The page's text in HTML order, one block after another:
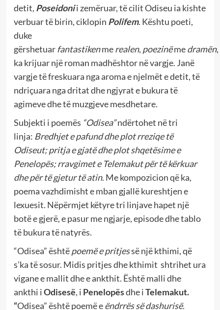
detit, Poseidoni i zemëruar, të cilit Odiseu ia kishte
verbuar të birin, ciklopin Polifem. Kështu poeti,
duke
gërshetuar fantastiken me realen, poezinë me dramën,
ka krijuar një roman madhështor në vargje. Janë
vargje të freskuara nga aroma e njelmët e detit, të
ndriçuara nga dritat dhe ngjyrat e bukura të
agimeve dhe të muzgjeve mesdhetare.
Subjekti i poemës “Odisea” ndërtohet në tri
linja: Bredhjet e pafund dhe plot rreziqe të
Odiseut; pritja e gjatë dhe plot shqetësime e
Penelopës; rravgimet e Telemakut për të kërkuar
dhe për të gjetur të atin. Me kompozicion që ka,
poema vazhdimisht e mban gjallë kureshtjen e
lexuesit. Nëpërmjet këtyre tri linjave hapet një
botë e gjerë, e pasur me ngjarje, episode dhe tablo
të bukura të natyrës.
“Odisea” është poemë e pritjessë një kthimi, që
s’ka të sosur. Midis pritjes dhe kthimit shtrihet ura
vigane e mallit dhe e ankthit. Është malli dhe
ankthi iOdisesë, i Penelopësdhe iTelemakut.
“Odisea”është poemëe ëndrrës së dashurisë.